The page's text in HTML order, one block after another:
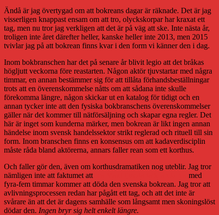
Ändå är jag övertygad om att bokreans dagar är räknade. Det är jag
visserligen knappast ensam om att tro, olyckskorpar har kraxat ett
tag, men nu tror jag verkligen att det är på väg att ske. Inte nästa år,
troligen inte året därefter heller, kanske heller inte 2013, men 2015
tvivlar jag på att bokrean finns kvar i den form vi känner den i dag.
Inom bokbranschen har det på senare år blivit legio att det bråkas
högljutt veckorna före reastarten. Någon aktör tjuvstartar med några
timmar, en annan bestämmer sig för att tillåta förhandsbeställningar
trots att en överenskommelse nåtts om att sådana inte skulle
förekomma längre, någon skickar ut en katalog för tidigt och en
annan tycker inte att den fysiska bokbranschens överenskommelser
gäller när det kommer till nätförsäljning och skapar egna regler. Det
här är inget som kunderna märker, men bokrean är likt ingen annan
händelse inom svensk handelssektor strikt reglerad och rituell till sin
form. Inom branschen finns en konsensus om att kadaverdisciplin
måste råda bland aktörerna, annars faller rean som ett korthus.
Och faller gör den, även om korthusdramatiken nog uteblir. Jag tror
nämligen inte att faktumet att
med
fyra-fem timmar kommer att döda den svenska bokrean. Jag tror att
avlivningsprocessen redan har pågått ett tag, och att det inte är
svårare än att det är dagens samhälle som långsamt men skoningslöst
dödar den. Ingen bryr sig helt enkelt längre.